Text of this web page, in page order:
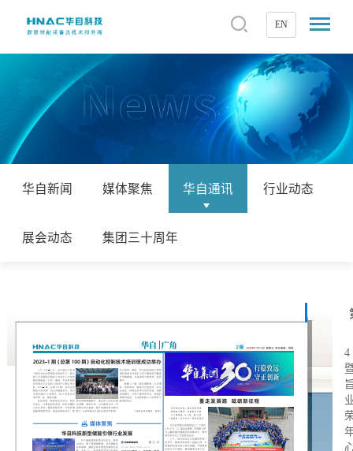
EN
华自新闻 媒体聚焦 华自通讯 行业动态
展会动态 集团三十周年
4